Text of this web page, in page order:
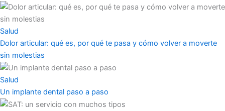
Salud
Dolor articular: qué es, por qué te pasa y cómo volver a moverte
sin molestias
Salud
Un implante dental paso a paso